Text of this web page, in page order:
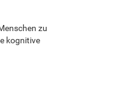
zu
kognitive